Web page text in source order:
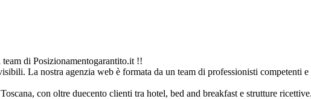
di Posizionamentogarantito.it !!
La nostra agenzia web è formata da un team di professionisti competenti
con oltre duecento clienti tra hotel, bed and breakfast e strutture ricettive.